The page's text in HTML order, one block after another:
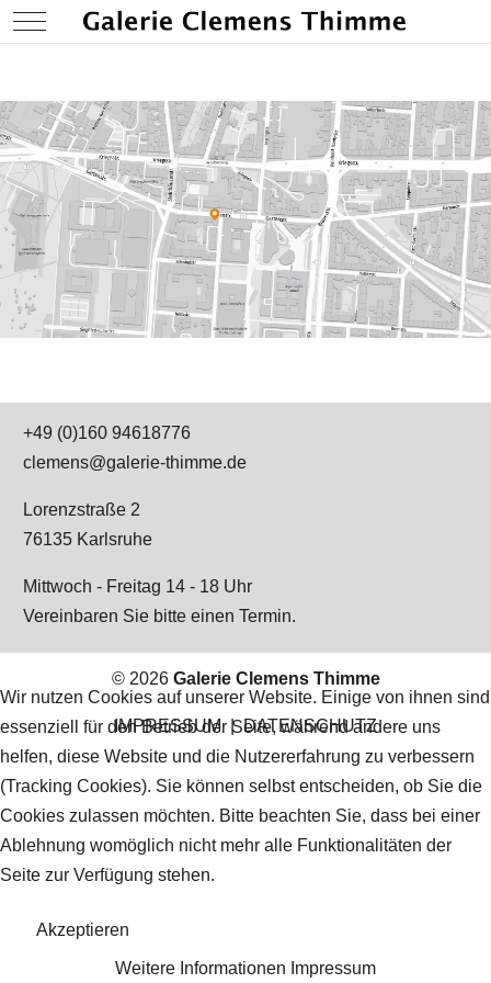
Mobile Menu Toggle
+49 (0)160 94618776
clemens@galerie-thimme.de
Lorenzstraße 2
76135 Karlsruhe
Mittwoch - Freitag 14 - 18 Uhr
Vereinbaren Sie bitte einen Termin.
© 2026 Galerie Clemens Thimme
IMPRESSUM|DATENSCHUTZ
Wir nutzen Cookies auf unserer Website. Einige von ihnen sind
essenziell für den Betrieb der Seite, während andere uns
helfen, diese Website und die Nutzererfahrung zu verbessern
(Tracking Cookies). Sie können selbst entscheiden, ob Sie die
Cookies zulassen möchten. Bitte beachten Sie, dass bei einer
Ablehnung womöglich nicht mehr alle Funktionalitäten der
Seite zur Verfügung stehen.
Akzeptieren
Weitere Informationen Impressum